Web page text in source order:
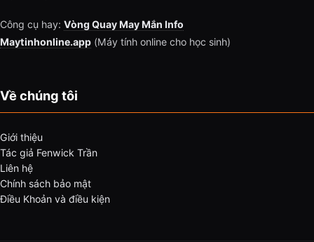
Công cụ hay: Vòng Quay May Mắn Info
Maytinhonline.app (Máy tính online cho học sinh)
Về chúng tôi
Giới thiệu
Tác giả Fenwick Trần
Liên hệ
Chính sách bảo mật
Điều Khoản và điều kiện